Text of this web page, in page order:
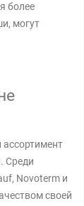
более
могут
ассортимент
Среди
Novoterm и
своей